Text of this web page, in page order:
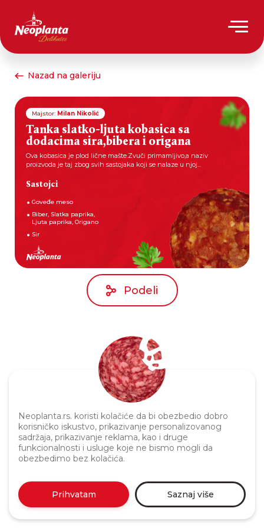
Neoplanta.rs. koristi kolačiće da bi obezbedio dobro
korisničko iskustvo, prikazivanje personalizovanog
sadržaja, prikazivanje reklama, kao i druge
funkcionalnosti i usluge koje ne bismo mogli da
obezbedimo bez kolačića.
Prihvatam Saznaj više
Nazad na galeriju
Majstor: Milan Nikolić
Tanka slatko-ljuta kobasica sa
dodacima sira,bibera i origana
Ova kobasica je plod lične mašte.Zvuči primamljivo,a naziv
proizvoda je taj zbog svih sastojaka koji se nalaze u njoj...
Sastojci
Goveđe meso
Biber, Slatka paprika,
Ljuta paprika, Origano
Sir
Podeli
Politika privatnosti